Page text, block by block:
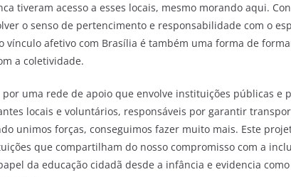
tiveram acesso a esses locais, mesmo morando aqui.
o senso de pertencimento e responsabilidade com o
vínculo afetivo com Brasília é também uma forma de
a coletividade.
por uma rede de apoio que envolve instituições públicas e
locais e voluntários, responsáveis por garantir
unimos forças, conseguimos fazer muito mais. Este
que compartilham do nosso compromisso com a
da educação cidadã desde a infância e evidencia